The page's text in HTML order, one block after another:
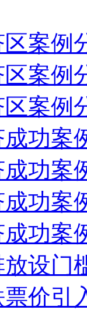
区案
区案
区案
成功
成功
成功
成功
设门
价引